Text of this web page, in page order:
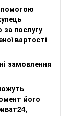
за послугу
вартості
замовлення
його